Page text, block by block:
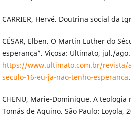
CARRIER, Hervé. Doutrina social da
CÉSAR, Elben. O Martin Luther do
esperança”. Viçosa: Ultimato, jul./
https://www.ultimato.com.br/
seculo-16-eu-ja-nao-tenho-esperanca
CHENU, Marie-Dominique. A teologia
Tomás de Aquino. São Paulo: Loyola,